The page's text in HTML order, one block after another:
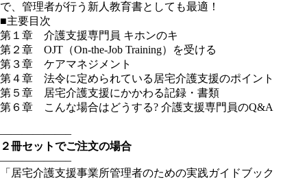
で、管理者が行う新人教育書としても最適！
■主要目次
第１章 介護支援専門員 キホンのキ
第２章 OJT（On-the-Job Training）を受ける
第３章 ケアマネジメント
第４章 法令に定められている居宅介護支援のポイント
第５章 居宅介護支援にかかわる記録・書類
第６章 こんな場合はどうする? 介護支援専門員のQ&A
——————–
２冊セットでご注文の場合
——————–
「居宅介護支援事業所管理者のための実践ガイドブック